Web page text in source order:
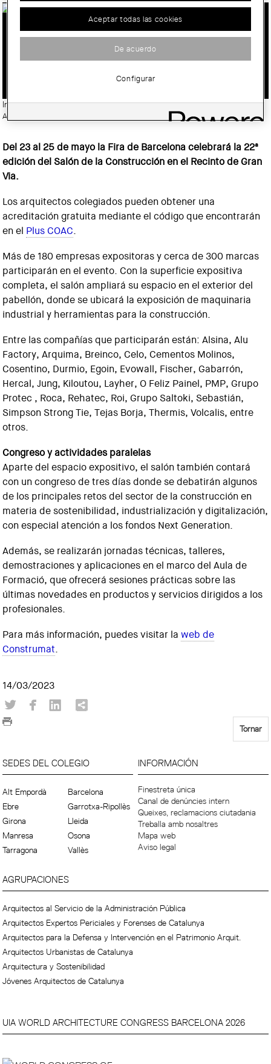
CONSTRUMAT CELEBRA UNA NUEVA
EDICIÓN CON LA PARTICIPACIÓN DE
Imatge:© Construmat. Espais comuns dissenyats per Josep Ferrando
Architecture. Premi FAD de l'Opinió d'Intervencions Efímeres 2020
Del 23 al 25 de mayo la Fira de Barcelona celebrará la 22ª
edición del Salón de la Construcción en el Recinto de Gran
Via.
Los arquitectos colegiados pueden obtener una
acreditación gratuita mediante el código que encontrarán
en el Plus COAC.
Más de 180 empresas expositoras y cerca de 300 marcas
participarán en el evento. Con la superficie expositiva
completa, el salón ampliará su espacio en el exterior del
pabellón, donde se ubicará la exposición de maquinaria
industrial y herramientas para la construcción.
Entre las compañías que participarán están: Alsina, Alu
Factory, Arquima, Breinco, Celo, Cementos Molinos,
Cosentino, Durmio, Egoin, Evowall, Fischer, Gabarrón,
Hercal, Jung, Kiloutou, Layher, O Feliz Painel, PMP, Grupo
Protec , Roca, Rehatec, Roi, Grupo Saltoki, Sebastián,
Simpson Strong Tie, Tejas Borja, Thermis, Volcalis, entre
otros.
Congreso y actividades paralelas
Aparte del espacio expositivo, el salón también contará
con un congreso de tres días donde se debatirán algunos
de los principales retos del sector de la construcción en
materia de sostenibilidad, industrialización y digitalización,
con especial atención a los fondos Next Generation.
Además, se realizarán jornadas técnicas, talleres,
demostraciones y aplicaciones en el marco del Aula de
Formació, que ofrecerá sesiones prácticas sobre las
últimas novedades en productos y servicios dirigidos a los
profesionales.
Para más información, puedes visitar laweb de
Construmat.
14/03/2023
Tornar
SEDES DEL COLEGIO
Alt Empordà
Barcelona
Ebre
Garrotxa-Ripollès
Girona
Lleida
Manresa
Osona
Tarragona
Vallès
INFORMACIÓN
Finestreta única
Canal de denúncies intern
Queixes, reclamacions ciutadania
Treballa amb nosaltres
Mapa web
Aviso legal
AGRUPACIONES
Arquitectos al Servicio de la Administración Pública
Arquitectos Expertos Periciales y Forenses de Catalunya
Arquitectos para la Defensa y Intervención en el Patrimonio Arquit.
Arquitectos Urbanistas de Catalunya
Arquitectura y Sostenibilidad
Jóvenes Arquitectos de Catalunya
UIA WORLD ARCHITECTURE CONGRESS BARCELONA 2026
Aceptar todas las cookies
De acuerdo
Configurar